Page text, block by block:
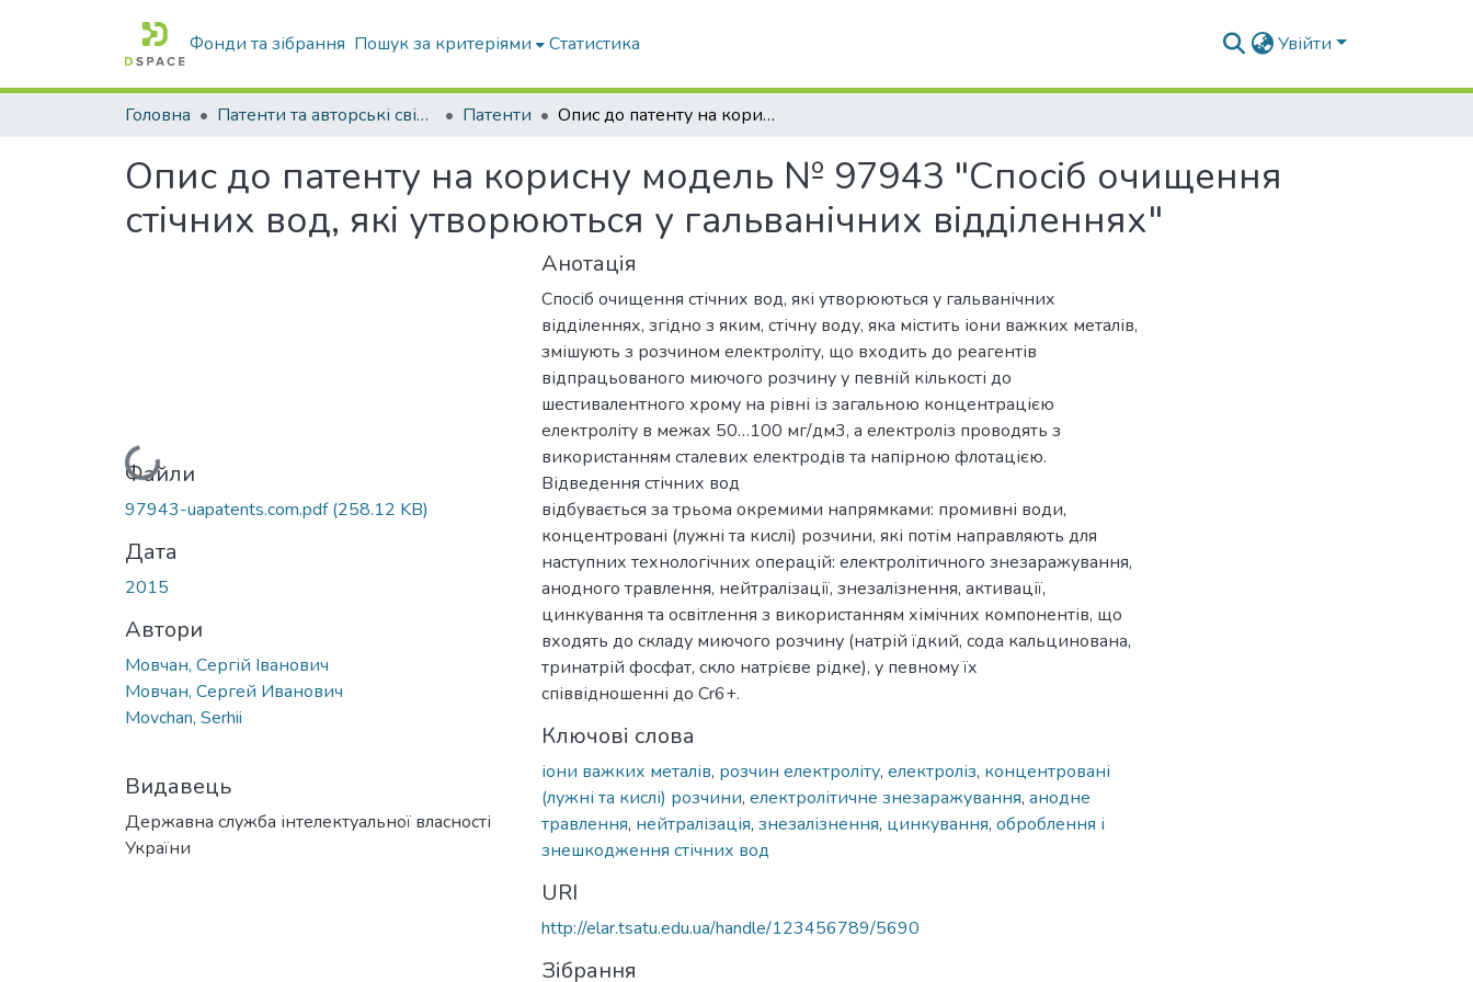
Фонди та зібрання Пошук за критеріями Статистика Увійти
Головна Патенти та авторські свідоцтва Патенти Опис до патенту на корисну модель № 97943 "Спосіб очищення стічних вод, які утворюються у гальванічних відділеннях"
Опис до патенту на корисну модель № 97943 "Спосіб очищення
стічних вод, які утворюються у гальванічних відділеннях"
Вантажиться...
Файли
97943-uapatents.com.pdf(258.12 KB)
Дата
2015
Автори
Мовчан, Сергій Іванович
Мовчан, Сергей Иванович
Movchan, Serhii
Видавець
Державна служба інтелектуальної власності
України
Анотація
Спосіб очищення стічних вод, які утворюються у гальванічних
відділеннях, згідно з яким, стічну воду, яка містить іони важких металів,
змішують з розчином електроліту, що входить до реагентів
відпрацьованого миючого розчину у певній кількості до
шестивалентного хрому на рівні із загальною концентрацією
електроліту в межах 50…100 мг/дм3, а електроліз проводять з
використанням сталевих електродів та напірною флотацією.
Відведення стічних вод
відбувається за трьома окремими напрямками: промивні води,
концентровані (лужні та кислі) розчини, які потім направляють для
наступних технологічних операцій: електролітичного знезаражування,
анодного травлення, нейтралізації, знезалізнення, активації,
цинкування та освітлення з використанням хімічних компонентів, що
входять до складу миючого розчину (натрій їдкий, сода кальцинована,
тринатрій фосфат, скло натрієве рідке), у певному їх
співвідношенні до Сr6+.
Ключові слова
іони важких металів, розчин електроліту, електроліз, концентровані
(лужні та кислі) розчини, електролітичне знезаражування, анодне
травлення, нейтралізація, знезалізнення, цинкування, оброблення і
знешкодження стічних вод
URI
http://elar.tsatu.edu.ua/handle/123456789/5690
Зібрання